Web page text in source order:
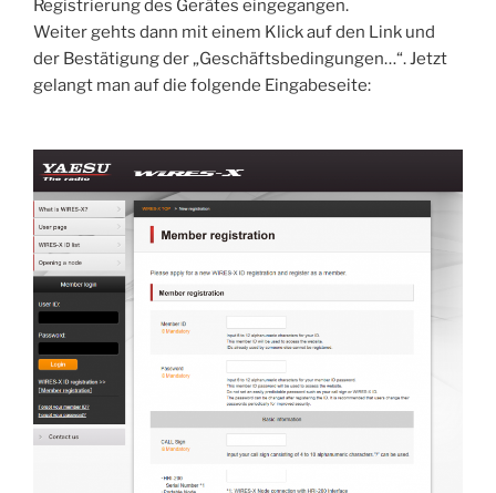
Registrierung des Gerätes eingegangen.
Weiter gehts dann mit einem Klick auf den Link und
der Bestätigung der „Geschäftsbedingungen…“. Jetzt
gelangt man auf die folgende Eingabeseite: